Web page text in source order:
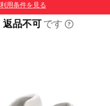
利用条件を見る
返品不可 です